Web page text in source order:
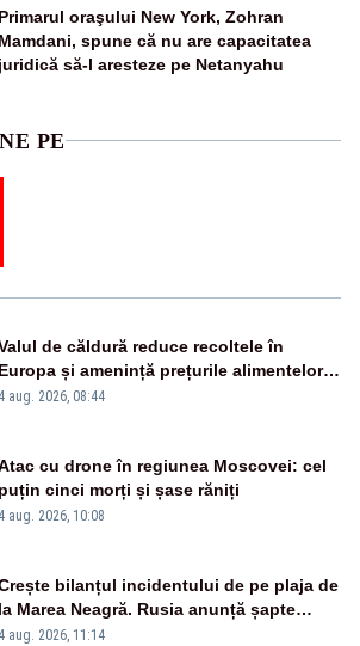
Primarul oraşului New York, Zohran
Mamdani, spune că nu are capacitatea
juridică să-l aresteze pe Netanyahu
PE
de căldură reduce recoltele în
Europa și amenință prețurile alimentelor.
Ce avantaj are România
4 aug. 2026, 08:44
cu drone în regiunea Moscovei: cel
puțin cinci morți și șase răniți
4 aug. 2026, 10:08
bilanțul incidentului de pe plaja de
la Marea Neagră. Rusia anunță șapte
morți și 40 de răniți
4 aug. 2026, 11:14